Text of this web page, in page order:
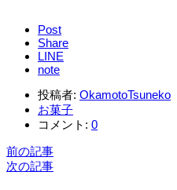
Post
Share
LINE
note
投稿者: OkamotoTsuneko
お菓子
コメント: 0
前の記事
次の記事